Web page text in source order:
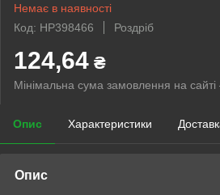
Немає в наявності
Код: HP398466
Роздріб
124,64 ₴
Мінімальна сума замовлення на
Опис Характеристики
Опис